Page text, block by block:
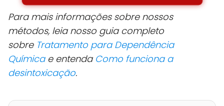
Para mais informações sobre nossos
métodos, leia nosso guia completo
sobre Tratamento para Dependência
Químicae entenda Como funciona a
desintoxicação.